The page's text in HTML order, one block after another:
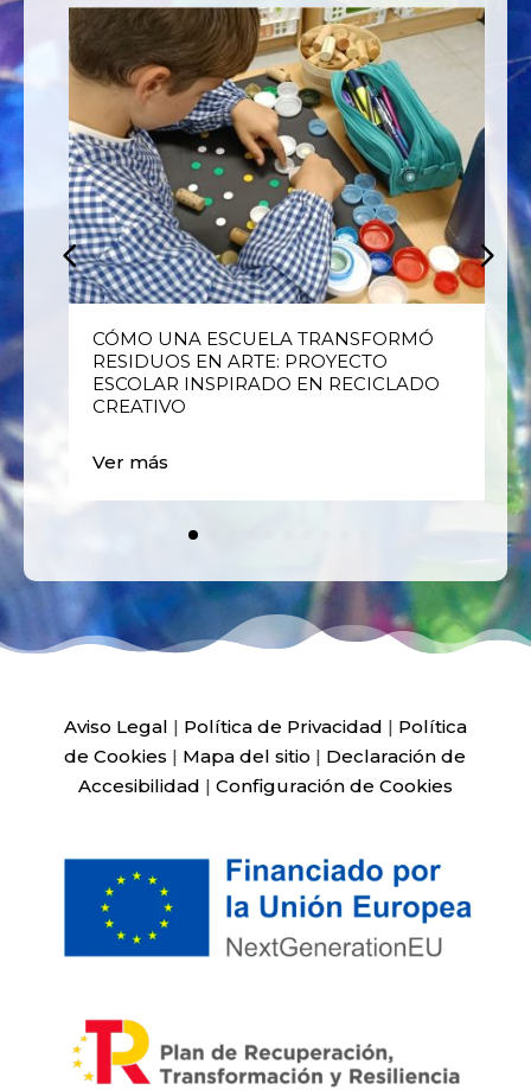
CÓMO UNA ESCUELA TRANSFORMÓ
RESIDUOS EN ARTE: PROYECTO
ESCOLAR INSPIRADO EN RECICLADO
CREATIVO
Ver más
Aviso Legal | Política de Privacidad | Política
de Cookies | Mapa del sitio | Declaración de
Accesibilidad | Configuración de Cookies